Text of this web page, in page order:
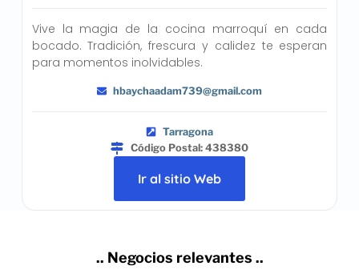
Vive la magia de la cocina marroquí en cada
bocado. Tradición, frescura y calidez te esperan
para momentos inolvidables.
hbaychaadam739@gmail.com
Tarragona
Código Postal: 438380
Ir al sitio Web
.. Negocios relevantes ..